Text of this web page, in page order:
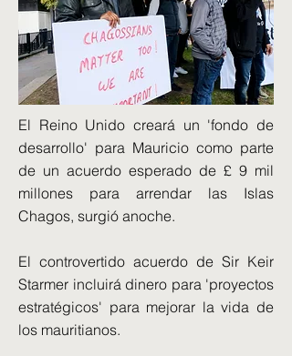
El Reino Unido creará un 'fondo de
desarrollo' para Mauricio como parte
de un acuerdo esperado de £ 9 mil
millones para arrendar las Islas
Chagos, surgió anoche.
El controvertido acuerdo de Sir Keir
Starmer incluirá dinero para 'proyectos
estratégicos' para mejorar la vida de
los mauritianos.